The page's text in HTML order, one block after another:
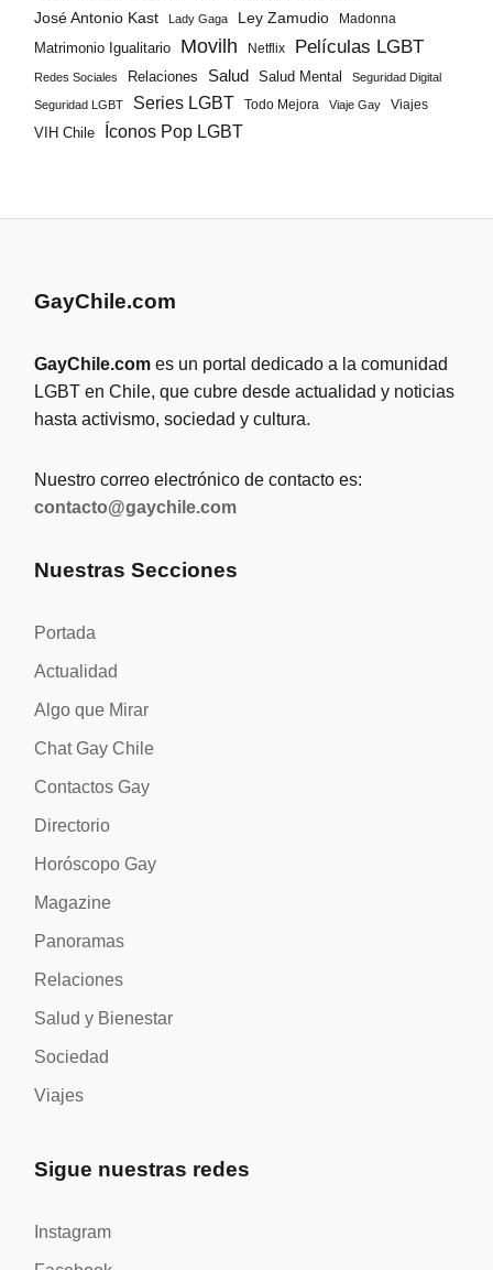
José Antonio Kast Lady Gaga Ley Zamudio Madonna
Matrimonio Igualitario Movilh Netflix Películas LGBT
Redes Sociales Relaciones Salud Salud Mental Seguridad Digital
Seguridad LGBT Series LGBT Todo Mejora Viaje Gay
Viajes
VIH Chile
Íconos Pop LGBT
GayChile.com
GayChile.com es un portal dedicado a la comunidad
LGBT en Chile, que cubre desde actualidad y noticias
hasta activismo, sociedad y cultura.
Nuestro correo electrónico de contacto es:
contacto@gaychile.com
Nuestras Secciones
Portada
Actualidad
Algo que Mirar
Chat Gay Chile
Contactos Gay
Directorio
Horóscopo Gay
Magazine
Panoramas
Relaciones
Salud y Bienestar
Sociedad
Viajes
Sigue nuestras redes
Instagram